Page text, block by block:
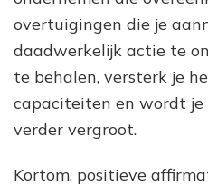
overtuigingen die je
daadwerkelijk actie te
te behalen, versterk je
capaciteiten en wordt
verder vergroot.
Kortom, positieve